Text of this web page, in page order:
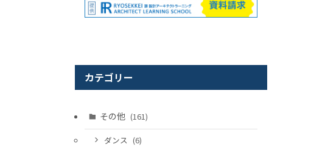
カテゴリー
その他 (161)
ダンス (6)